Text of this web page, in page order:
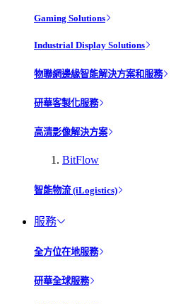
Gaming Solutions
Industrial Display Solutions
物聯網邊緣智能解決方案和服務
研華客製化服務
高清影像解決方案
BitFlow
智能物流 (iLogistics)
服務
全方位在地服務
研華全球服務